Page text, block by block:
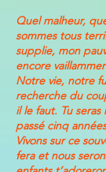
Quel malheur,
sommes tous
supplie, mon
encore
Notre vie, notre
recherche du
il le faut. Tu
passé cinq
Vivons sur ce
fera et nous